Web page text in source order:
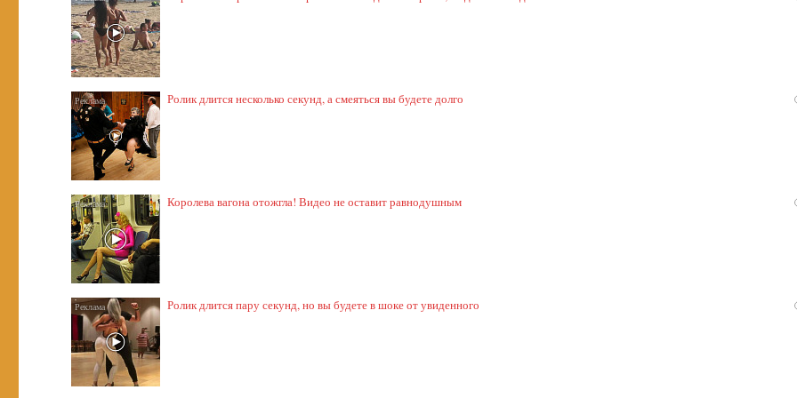
Ролик длится несколько секунд, а смеяться вы будете долго
Королева вагона отожгла! Видео не оставит равнодушным
Ролик длится пару секунд, но вы будете в шоке от увиденного